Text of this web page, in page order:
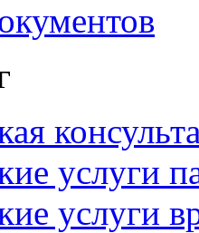
услуги
услуги